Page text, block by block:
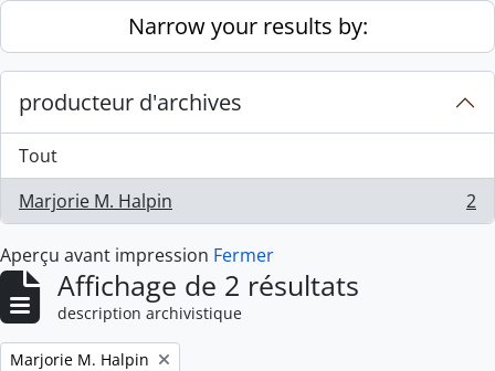
Skip to main contentNarrow your results by:
producteur d'archives
Tout
Marjorie M. Halpin
, 2 résultats 2
Aperçu avant impression Fermer
Affichage de 2 résultats
description archivistique
Remove filter:
Marjorie M. Halpin